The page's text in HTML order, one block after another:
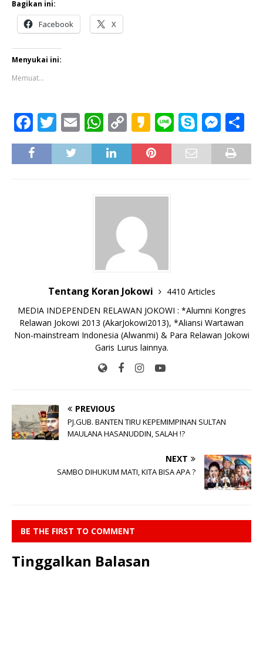
Bagikan ini:
Facebook X
Menyukai ini:
Memuat...
F
a
c
T
w
it
E
m
ai
W
h
at
A
C
o
p
Li
n
K
a
k
o
Li
n
e
S
k
y
M
e
ss
h
ar
Tentang Koran Jokowi
4410 Articles
MEDIA INDEPENDEN RELAWAN JOKOWI : *Alumni Kongres
Relawan Jokowi 2013 (AkarJokowi2013), *Aliansi Wartawan
Non-mainstream Indonesia (Alwanmi) & Para Relawan Jokowi
Garis Lurus lainnya.
PREVIOUS
PJ.GUB. BANTEN TIRU KEPEMIMPINAN SULTAN
MAULANA HASANUDDIN, SALAH !?
NEXT
SAMBO DIHUKUM MATI, KITA BISA APA ?
BE THE FIRST TO COMMENT
Tinggalkan Balasan